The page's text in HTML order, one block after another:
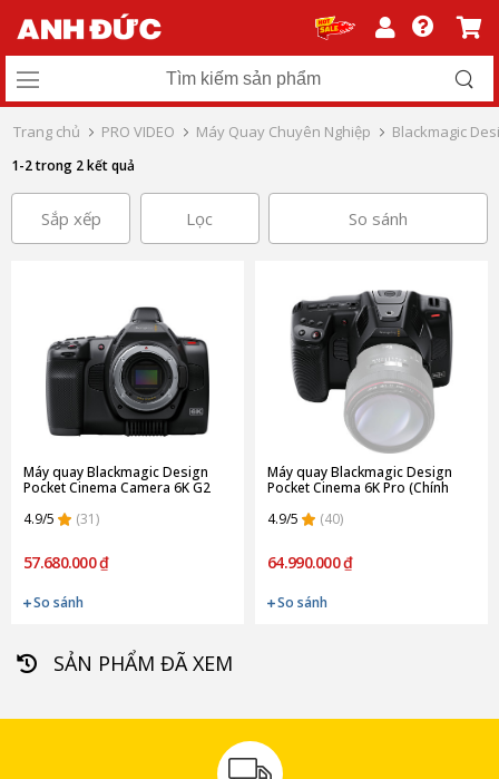
Trang chủ PRO VIDEO Máy Quay Chuyên Nghiệp Blackmagic
1-2 trong 2 kết quả
Sắp xếp Lọc So sánh
Máy quay Blackmagic Design
Pocket Cinema Camera 6K G2
4.9/5
(31)
57.680.000 ₫
So sánh
Máy quay Blackmagic Design
Pocket Cinema 6K Pro (Chính
4.9/5
(40)
64.990.000 ₫
So sánh
SẢN PHẨM ĐÃ XEM